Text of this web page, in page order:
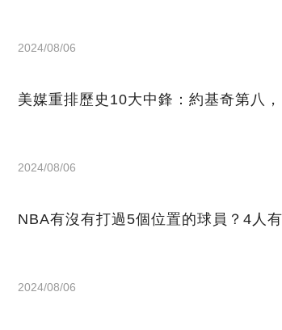
2024/08/06
美媒重排歷史10大中鋒：約基奇第八
2024/08/06
NBA有沒有打過5個位置的球員？4人
2024/08/06